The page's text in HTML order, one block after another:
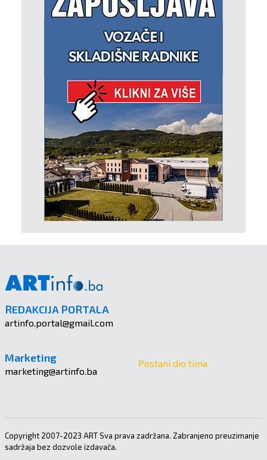
REDAKCIJA PORTALA
artinfo.portal@gmail.com
Marketing
marketing@artinfo.ba
Postani dio tima
Copyright 2007-2023 ART Sva prava zadržana. Zabranjeno preuzimanje
sadržaja bez dozvole izdavača.